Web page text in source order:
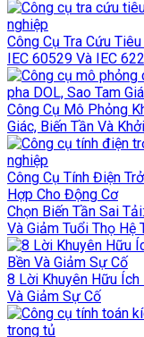
Công Cụ Tra Cứu
IEC 60529 Và IEC
Công Cụ Mô Phỏng
Giác, Biến Tần Và
Công Cụ Tính Điện
Hợp Cho Động Cơ
Chọn Biến Tần Sai
Và Giảm Tuổi Thọ Hệ
8 Lời Khuyên Hữu Ích
Và Giảm Sự Cố